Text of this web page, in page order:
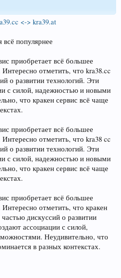
<-> kra39.at
популярнее
приобретает всё большее
отметить, что kra38.cc
о развитии технологий. Эти
с силой, надежностью и новыми
что кракен сервис всё чаще
приобретает всё большее
отметить, что kra38 cc
о развитии технологий. Эти
с силой, надежностью и новыми
что кракен сервис всё чаще
приобретает всё большее
отметить, что кракен
дискуссий о развитии
ассоциации с силой,
Неудивительно, что
в разных контекстах.